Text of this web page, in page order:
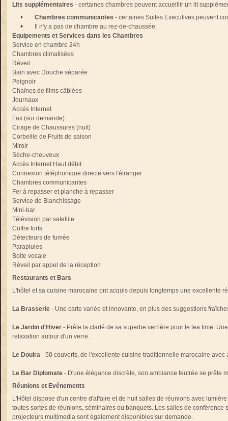
Lits supplémentaires - certaines chambres peuvent accueillir un lit
Chambres communicantes - certaines Suites Executives peuvent
Il n'y a pas de chambre au rez-de-chaussée.
Equipements et Services dans les Chambres
Service en chambre 24h
Chambres climatisées
Réveil
Bain avec Douche séparée
Peignoir
Chaînes de films câblées
Journaux
Accés Internet
Fax (sur demande)
Cirage de Chaussures (nuit)
Corbeille de Fruits de saison
Miroir
Sèche-cheuveux
Accès Internet Haut débit
Connexion téléphonique directe vers l'étranger
Chambres communicantes
Fer à repasser et planche à repasser
Service de Blanchissage
Mini-bar
Télévision par satellite
Coffre forts
Détecteurs de fumée
Parapluies
Boite vocale
Réveil par appel de la réception
Restaurants et Bars
L'hôtel et sa cuisine marocaine ont acquis depuis longtemps une excellente
La Brasserie - Une carte variée et innovante, en plus des suggestions
Le Jardin d'Hiver - Prête la clarté de sa superbe verrière pour le tea time.
relaxation autour d'un verre.
Le Douira - 50 couverts, de l'excellente cuisine traditionnelle marocaine avec
Le Bar Diplomate - D'une élégance discrète, son ambiance feutrée se prête
Réunions et Evénements
L'Hôtel dispose d'un centre d'affaire et de huit salles de réunions avec
toutes sortes de réunions, séminaires ou banquets. Les salles de
projecteurs multimedia sont également disponibles sur demande.